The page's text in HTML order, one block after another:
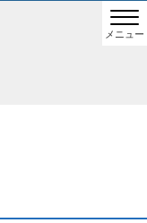
メニュー